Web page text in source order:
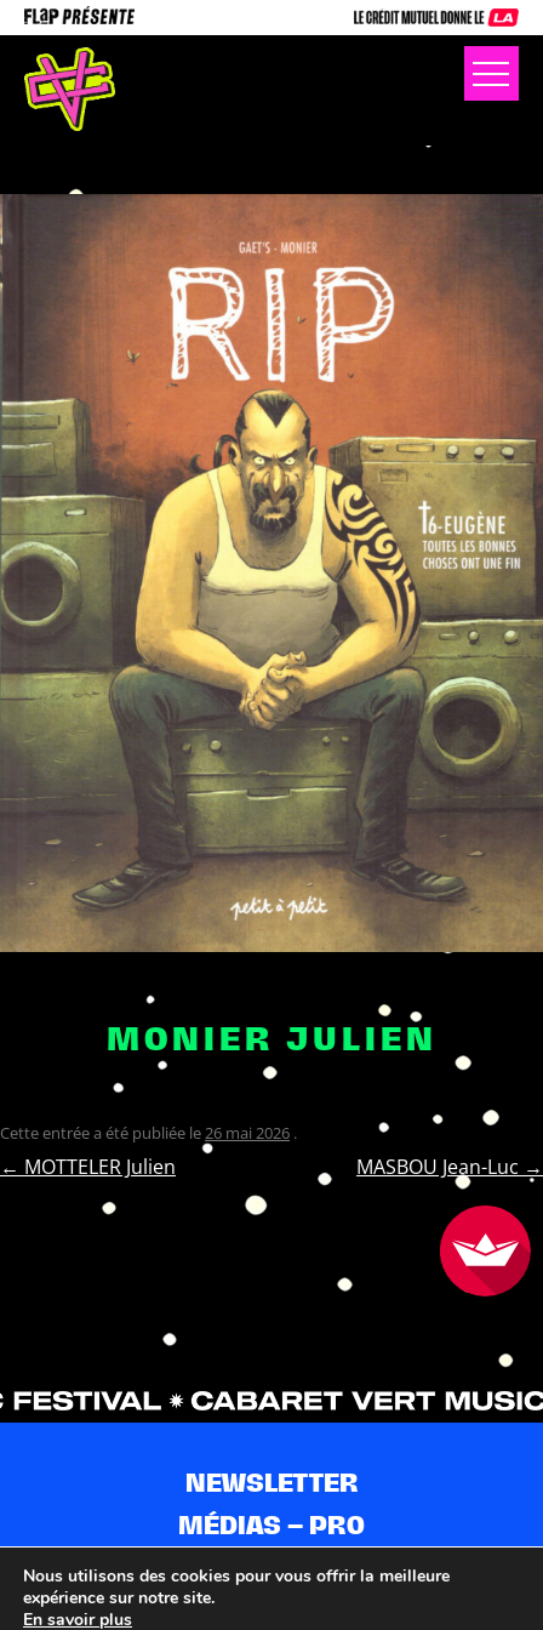
MONIER JULIEN
Cette entrée a été publiée le26 mai 2026 .
NAVIGATION
← MOTTELER Julien MASBOU Jean-Luc →
NEWSLETTER
MÉDIAS – PRO
CONTACTS
PARTENAIRES
Nous utilisons des cookies pour vous offrir la meilleure
expérience sur notre site.
En savoir plus